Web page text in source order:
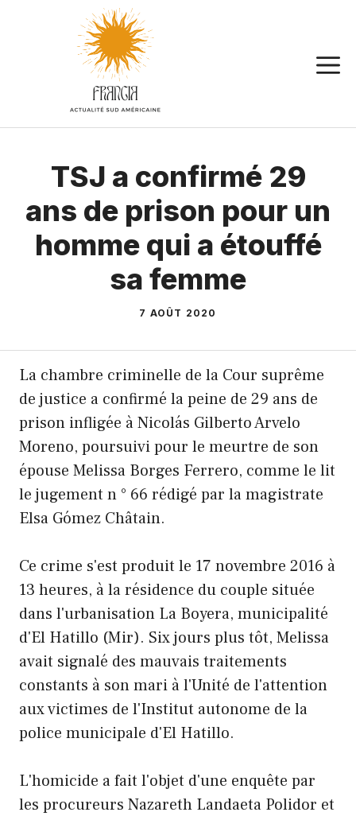
TSJ a confirmé 29
ans de prison pour un
homme qui a étouffé
sa femme
7 AOÛT 2020
La chambre criminelle de la Cour suprême
de justice a confirmé la peine de 29 ans de
prison infligée à Nicolás Gilberto Arvelo
Moreno, poursuivi pour le meurtre de son
épouse Melissa Borges Ferrero, comme le lit
le jugement n ° 66 rédigé par la magistrate
Elsa Gómez Châtain.
Ce crime s'est produit le 17 novembre 2016 à
13 heures, à la résidence du couple située
dans l'urbanisation La Boyera, municipalité
d'El Hatillo (Mir). Six jours plus tôt, Melissa
avait signalé des mauvais traitements
constants à son mari à l'Unité de l'attention
aux victimes de l'Institut autonome de la
police municipale d'El Hatillo.
L'homicide a fait l'objet d'une enquête par
les procureurs Nazareth Landaeta Polidor et